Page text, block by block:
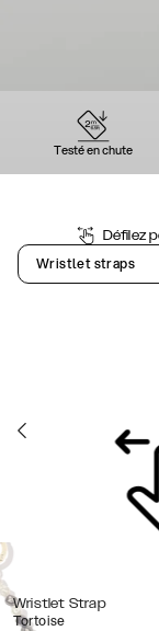
Testé en chute
Défilez
Wristlet straps
Wristlet Strap
Tortoise